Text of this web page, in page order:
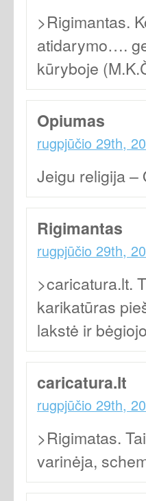
>Rigimantas.
atidarymo….
kūryboje
Opiumas
rugpjūčio 29th,
Jeigu religija –
Rigimantas
rugpjūčio 29th,
>caricatura.lt.
karikatūras
lakstė ir
caricatura.lt
rugpjūčio 29th,
>Rigimatas.
varinėja,